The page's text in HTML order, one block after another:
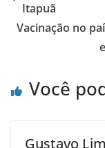
Itapuã
Vacinação no
Você
Gustavo